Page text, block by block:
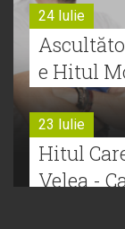
24 Iulie
e Hitul
23 Iulie
Hitul
Velea -